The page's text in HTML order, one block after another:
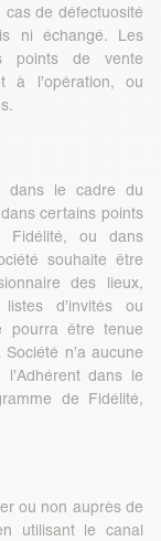
de défectuosité
ni échangé. Les
points de vente
à l’opération, ou
dans le cadre du
certains points
Fidélité, ou dans
souhaite être
des lieux,
listes d’invités ou
pourra être tenue
n’a aucune
dans le
de Fidélité,
ou non auprès de
utilisant le canal